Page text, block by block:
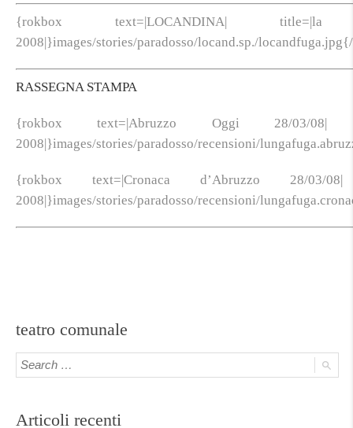
{rokbox text=|LOCANDINA|
2008|}images/stories/paradosso/locand.sp./
RASSEGNA STAMPA
{rokbox text=|Abruzzo Oggi 28/03/
2008|}images/stories/paradosso/recensioni/
{rokbox text=|Cronaca d’Abruzzo 28/03/
2008|}images/stories/paradosso/recensioni/
teatro comunale
Articoli recenti